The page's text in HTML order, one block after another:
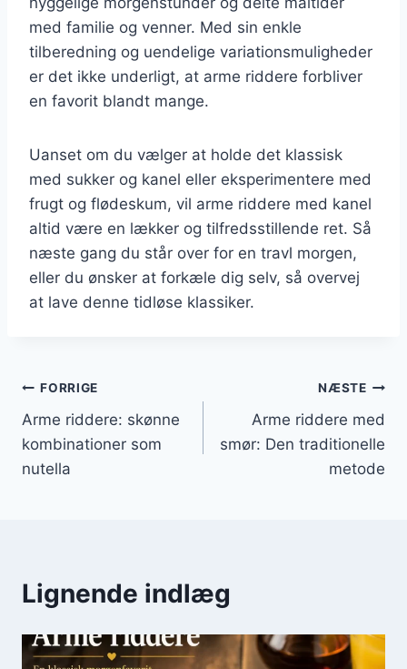
med familie og venner. Med sin enkle
tilberedning og uendelige variationsmuligheder
er det ikke underligt, at arme riddere forbliver
en favorit blandt mange.
Uanset om du vælger at holde det klassisk
med sukker og kanel eller eksperimentere med
frugt og flødeskum, vil arme riddere med kanel
altid være en lækker og tilfredsstillende ret. Så
næste gang du står over for en travl morgen,
eller du ønsker at forkæle dig selv, så overvej
at lave denne tidløse klassiker.
Indlægsnavigation
FORRIGE
Arme riddere: skønne
kombinationer som
nutella
NÆSTE
Arme riddere med
smør: Den traditionelle
metode
Lignende indlæg